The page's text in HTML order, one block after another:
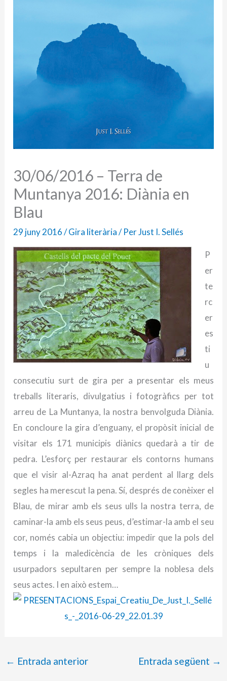
30/06/2016 – Terra de
Muntanya 2016: Diània en
Blau
29 juny 2016/Gira literària/ PerJust I. Sellés
P
er
te
rc
er
es
ti
u
consecutiu surt de gira per a presentar els meus
treballs literaris, divulgatius i fotogràfics per tot
arreu de La Muntanya, la nostra benvolguda Diània.
En concloure la gira d’enguany, el propòsit inicial de
visitar els 171 municipis diànics quedarà a tir de
pedra. L’esforç per restaurar els contorns humans
que el visir al-Azraq ha anat perdent al llarg dels
segles ha merescut la pena. Sí, després de conèixer el
Blau, de mirar amb els seus ulls la nostra terra, de
caminar-la amb els seus peus, d’estimar-la amb el seu
cor, només cabia un objectiu: impedir que la pols del
temps i la maledicència de les cròniques dels
usurpadors sepultaren per sempre la noblesa dels
seus actes. I en això estem…
← Entrada anterior Entrada següent →